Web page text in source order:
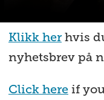
Klikk herhvis
nyhetsbrev på
Click hereif